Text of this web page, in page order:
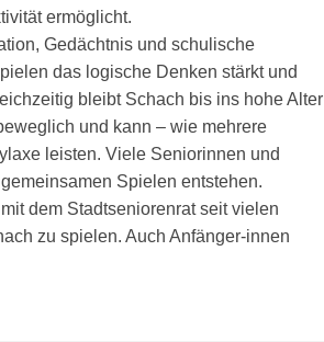
ermöglicht.
Gedächtnis und schulische
das logische Denken stärkt und
bleibt Schach bis ins hohe Alter
und kann – wie mehrere
leisten. Viele Seniorinnen und
Spielen entstehen.
dem Stadtseniorenrat seit vielen
zu spielen. Auch Anfänger-innen